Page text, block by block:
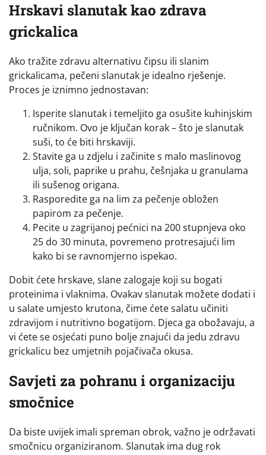
Hrskavi slanutak kao zdrava
grickalica
Ako tražite zdravu alternativu čipsu ili slanim
grickalicama, pečeni slanutak je idealno rješenje.
Proces je iznimno jednostavan:
Isperite slanutak i temeljito ga osušite kuhinjskim
ručnikom. Ovo je ključan korak – što je slanutak
suši, to će biti hrskaviji.
Stavite ga u zdjelu i začinite s malo maslinovog
ulja, soli, paprike u prahu, češnjaka u granulama
ili sušenog origana.
Rasporedite ga na lim za pečenje obložen
papirom za pečenje.
Pecite u zagrijanoj pećnici na 200 stupnjeva oko
25 do 30 minuta, povremeno protresajući lim
kako bi se ravnomjerno ispekao.
Dobit ćete hrskave, slane zalogaje koji su bogati
proteinima i vlaknima. Ovakav slanutak možete dodati i
u salate umjesto krutona, čime ćete salatu učiniti
zdravijom i nutritivno bogatijom. Djeca ga obožavaju, a
vi ćete se osjećati puno bolje znajući da jedu zdravu
grickalicu bez umjetnih pojačivača okusa.
Savjeti za pohranu i organizaciju
smočnice
Da biste uvijek imali spreman obrok, važno je održavati
smočnicu organiziranom. Slanutak ima dug rok